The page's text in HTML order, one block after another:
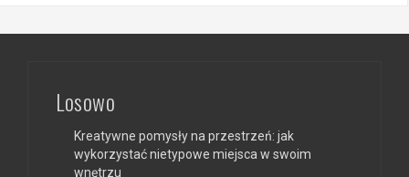
Losowo
Kreatywne pomysły na przestrzeń: jak
wykorzystać nietypowe miejsca w swoim
wnętrzu